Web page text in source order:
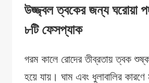
উজ্জ্বল ত্বকের জন্য ঘরোয়া
৮টি ফেসপ্যাক
গরম কালে রোদের তীব্রতায় ত্বক
হয়ে যায়। ঘাম এবং ধুলাবালির